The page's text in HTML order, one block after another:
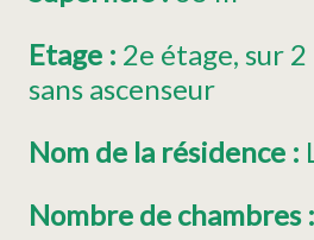
Etage : 2e étage sur
sans ascenseur
Nom de la résidence :
Nombre de chambres :